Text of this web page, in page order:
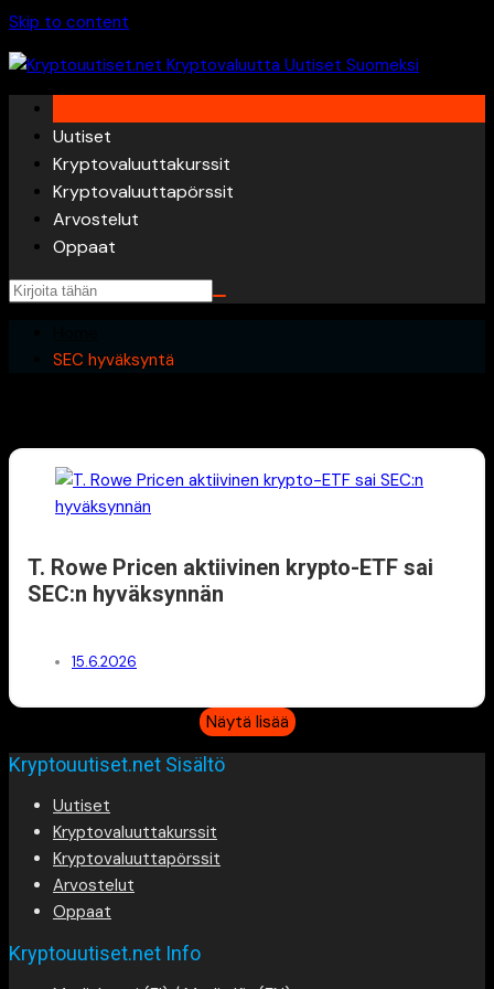
Skip to content
Uutiset
Kryptovaluuttakurssit
Kryptovaluuttapörssit
Arvostelut
Oppaat
SEC hyväksyntä
T. Rowe Pricen aktiivinen krypto-ETF sai
SEC:n hyväksynnän
15.6.2026
Näytä lisää
Kryptouutiset.net Sisältö
Uutiset
Kryptovaluuttakurssit
Kryptovaluuttapörssit
Arvostelut
Oppaat
Kryptouutiset.net Info